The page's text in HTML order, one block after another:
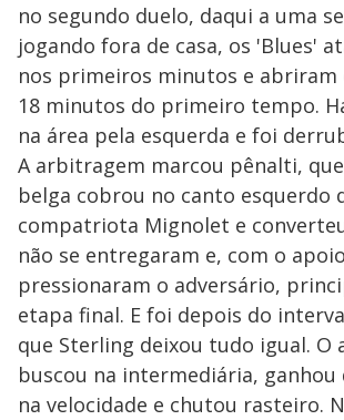
no segundo duelo, daqui a uma
jogando fora de casa, os 'Blues'
nos primeiros minutos e abriram
18 minutos do primeiro tempo.
na área pela esquerda e foi
A arbitragem marcou pênalti,
belga cobrou no canto esquerdo
compatriota Mignolet e
não se entregaram e, com o
pressionaram o adversário,
etapa final. E foi depois do
que Sterling deixou tudo igual. O
buscou na intermediária, ganhou
na velocidade e chutou rasteiro.